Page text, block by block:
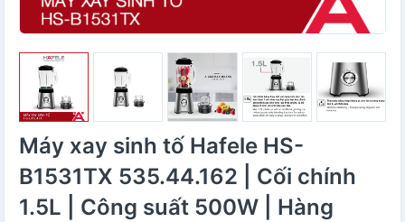
Máy xay sinh tố Hafele HS-
B1531TX 535.44.162 | Cối chính
1.5L | Công suất 500W | Hàng